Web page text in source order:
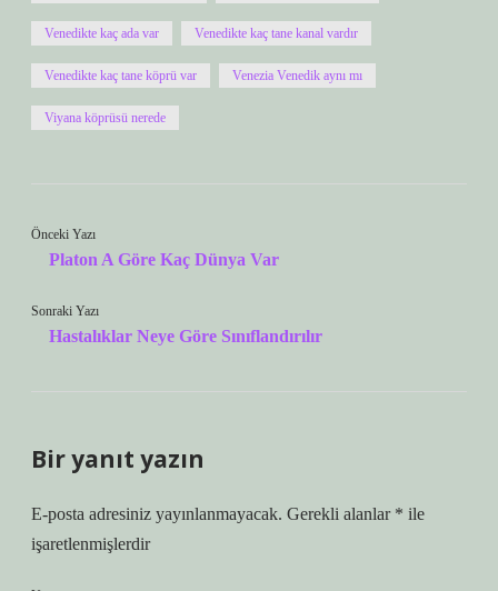
Venedikte kaç ada var Venedikte kaç tane kanal vardır
Venedikte kaç tane köprü var Venezia Venedik aynı mı
Viyana köprüsü nerede
Önceki Yazı
Platon A Göre Kaç Dünya Var
Sonraki Yazı
Hastalıklar Neye Göre Sınıflandırılır
Bir yanıt yazın
E-posta adresiniz yayınlanmayacak. Gerekli alanlar * ile
işaretlenmişlerdir